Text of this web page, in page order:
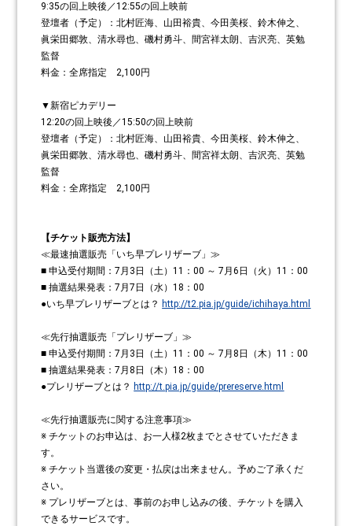
9:35の回上映後／12:55の回上映前
登壇者（予定）：北村匠海、山田裕貴、今田美桜、鈴木伸之、
眞栄田郷敦、清水尋也、磯村勇斗、間宮祥太朗、吉沢亮、英勉
監督
料金：全席指定 2,100円
▼​新宿ピカデリー
12:20の回上映後／15:50の回上映前
登壇者（予定）：北村匠海、山田裕貴、今田美桜、鈴木伸之、
眞栄田郷敦、清水尋也、磯村勇斗、間宮祥太朗、吉沢亮、英勉
監督
料金：全席指定 2,100円
【チケット販売方法】
≪最速抽選販売「いち早プレリザーブ」≫
■ 申込受付期間：7月3日（土）11：00 ～ 7月6日（火）11：00
■ 抽選結果発表：7月7日（水）18：00
●いち早プレリザーブとは？ http://t2.pia.jp/guide/ichihaya.html
≪先行抽選販売「プレリザーブ」≫
■ 申込受付期間：7月3日（土）11：00 ～ 7月8日（木）11：00
■ 抽選結果発表：7月8日（木）18：00
●プレリザーブとは？ http://t.pia.jp/guide/prereserve.html
≪先行抽選販売に関する注意事項≫
※ チケットのお申込は、お一人様2枚までとさせていただきま
す。
※ チケット当選後の変更・払戻は出来ません。予めご了承くだ
さい。
※ プレリザーブとは、事前のお申し込みの後、チケットを購入
できるサービスです。